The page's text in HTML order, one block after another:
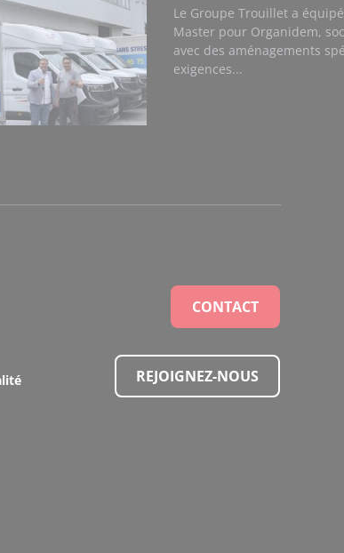
Le Groupe Trouillet a
Master pour Organidem,
avec des aménagements
exigences...
CONTACT
REJOIGNEZ-NOUS